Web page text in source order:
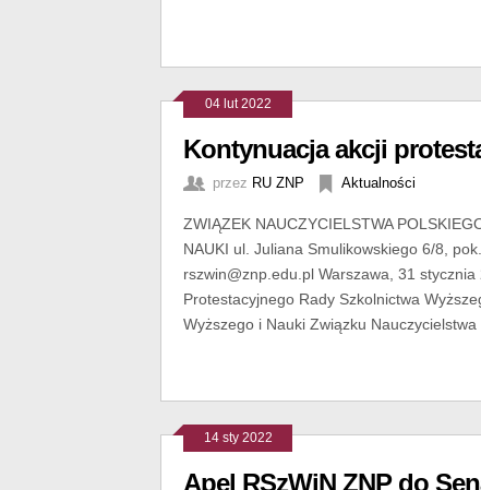
04 lut 2022
Kontynuacja akcji
przez RU ZNP Aktualności
ZWIĄZEK NAUCZYCIELSTWA
NAUKI ul. Juliana Smulikowskiego 6/8,
rszwin@znp.edu.pl Warszawa, 31
Protestacyjnego Rady Szkolnictwa
Wyższego i Nauki Związku
14 sty 2022
Apel RSzWiN ZNP do